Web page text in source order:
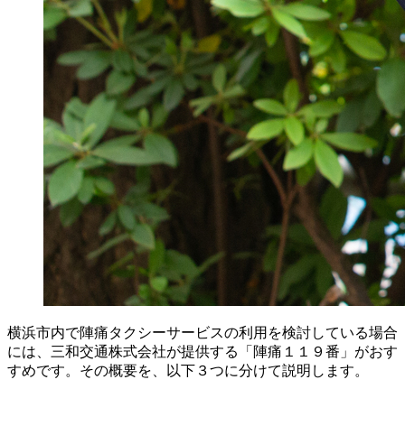
横浜市内で陣痛タクシーサービスの利用を検討している場合
には、三和交通株式会社が提供する「陣痛１１９番」がおす
すめです。その概要を、以下３つに分けて説明します。